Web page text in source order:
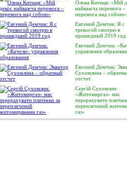
Олена Китиця: «Мій
найважча перемога –
перемога над собою»
Евгений Демчик: Я с
тревогой смотрю в
пришедший 2019 год
Евгений Демчик:
управления
Евгений Демчик:
Сухомлина –
отсчет
Сергій Сухомлин:
«Житомиргаз» має
перерахувати
переплачений
газ»